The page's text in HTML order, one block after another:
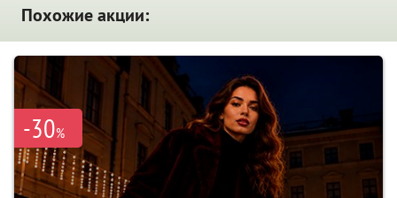
Похожие акции:
-30%